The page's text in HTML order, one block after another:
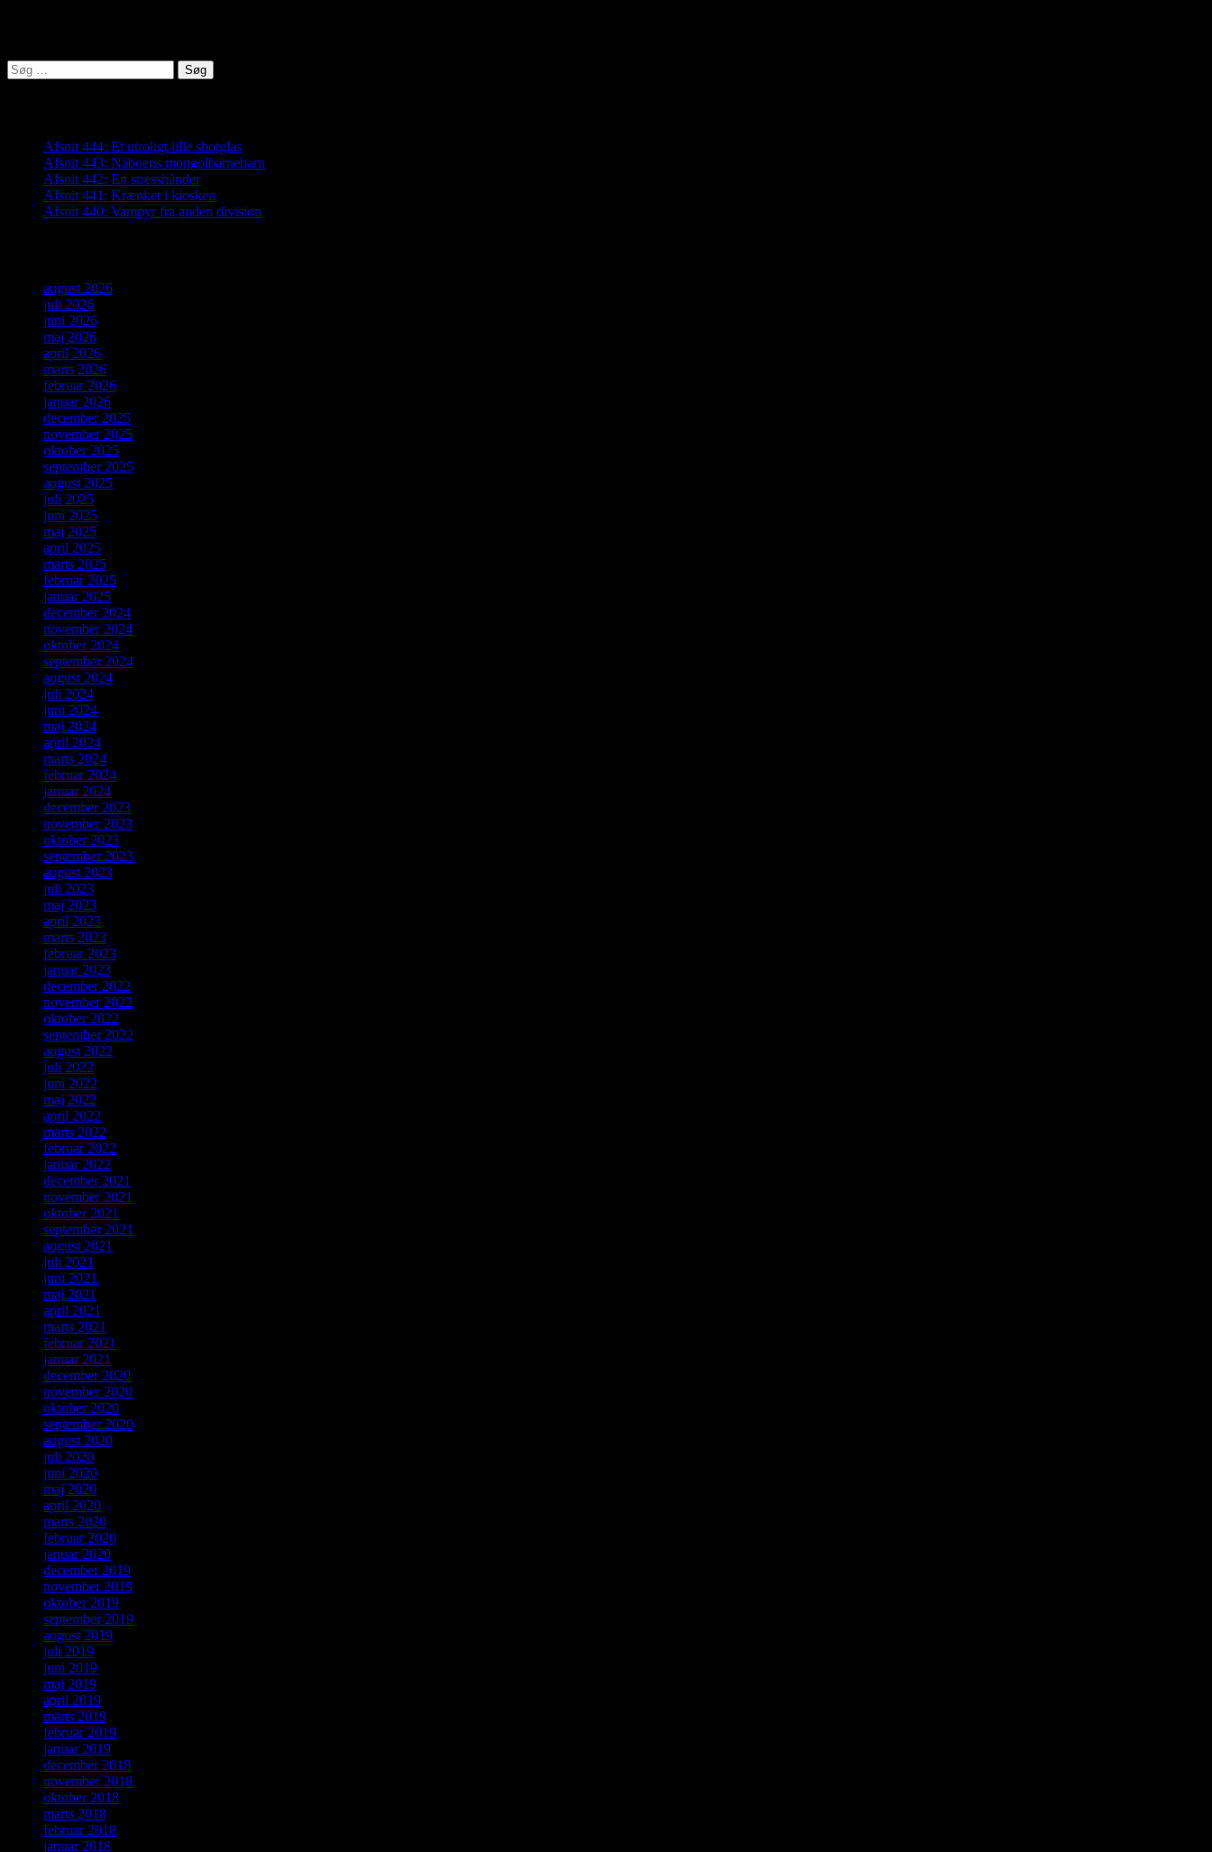
Søg
efter:
Afsnit 444: Et utroligt lille shotglas
Afsnit 443: Naboens mongolbarnebarn
Afsnit 442: En stresshånder
Afsnit 441: Krænket i kiosken
Afsnit 440: Vampyr fra anden division
august 2026
juli 2026
juni 2026
maj 2026
april 2026
marts 2026
februar 2026
januar 2026
december 2025
november 2025
oktober 2025
september 2025
august 2025
juli 2025
juni 2025
maj 2025
april 2025
marts 2025
februar 2025
januar 2025
december 2024
november 2024
oktober 2024
september 2024
august 2024
juli 2024
juni 2024
maj 2024
april 2024
marts 2024
februar 2024
januar 2024
december 2023
november 2023
oktober 2023
september 2023
august 2023
juli 2023
maj 2023
april 2023
marts 2023
februar 2023
januar 2023
december 2022
november 2022
oktober 2022
september 2022
august 2022
juli 2022
juni 2022
maj 2022
april 2022
marts 2022
februar 2022
januar 2022
december 2021
november 2021
oktober 2021
september 2021
august 2021
juli 2021
juni 2021
maj 2021
april 2021
marts 2021
februar 2021
januar 2021
december 2020
november 2020
oktober 2020
september 2020
august 2020
juli 2020
juni 2020
maj 2020
april 2020
marts 2020
februar 2020
januar 2020
december 2019
november 2019
oktober 2019
september 2019
august 2019
juli 2019
juni 2019
maj 2019
april 2019
marts 2019
februar 2019
januar 2019
december 2018
november 2018
oktober 2018
marts 2018
februar 2018
januar 2018